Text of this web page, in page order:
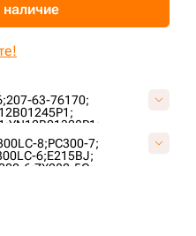
207-63-76170;
YN12B01328P1;
8;PC300-7;
6;E215BJ;
6;ZX280-5G;
наличие